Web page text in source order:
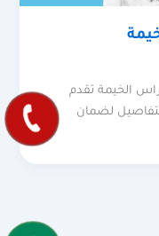
الخيمة تقدم
لضمان